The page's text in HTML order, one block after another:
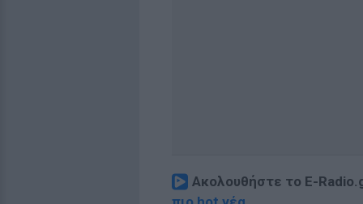
Ακολουθήστε το E-